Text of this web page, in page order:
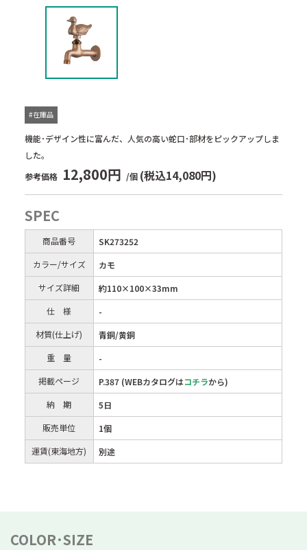
機能･デザイン性に富んだ、人気の高い蛇口･部材をピックアップしま
した。
#在庫品
参考価格 12,800円 /個 (税込14,080円)
SPEC
商品番号
SK273252
カラー/サイズ
カモ
サイズ詳細
約110×100×33mm
仕 様
-
材質(仕上げ)
青銅/黄銅
重 量
-
掲載ページ
P.387 (WEBカタログはコチラから)
納 期
5日
販売単位
1個
運賃(東海地方)
別途
COLOR･SIZE